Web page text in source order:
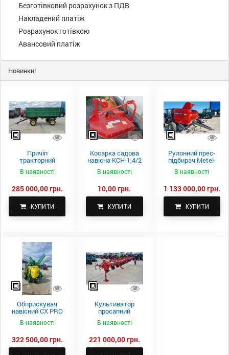
Безготівковий розрахунок з ПДВ
Накладений платіж
Розрахунок готівкою
Авансовий платіж
Новинки!
Причіп
тракторний
самоскидний
Spike 2 ПТС-4
В наявності
285 000,00 грн.
КУПИТИ
Косарка садова
навісна КСН-1,4/2
В наявності
10,00 грн.
КУПИТИ
Рулонний прес-
підбирач Metel-
Fach Z 587
В наявності
1 133 000,00 грн.
КУПИТИ
Обприскувач
навісний CX PRO
В наявності
322 500,00 грн.
Культиватор
просапний
КПН-5,6-05
В наявності
221 000,00 грн.